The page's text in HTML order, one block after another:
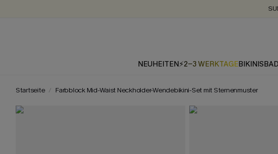
ZUM
NEUHEITEN⚡2-3 WERKTAGEBIKINIS
Startseite Farbblock Mid-Waist Neckholder-Wendebikini-Set mit Sternenmuster